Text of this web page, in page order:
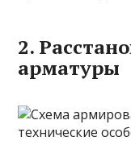
2.
арматуры